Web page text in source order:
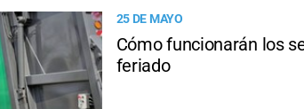
25 DE MAYO
Cómo funcionarán los
feriado